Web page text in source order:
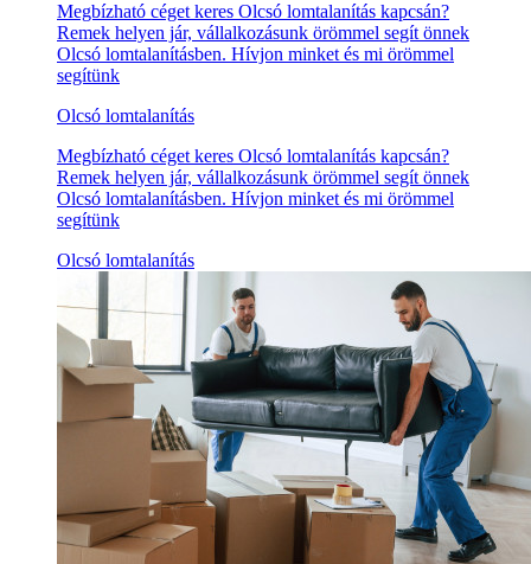
Megbízható céget keres Olcsó lomtalanítás kapcsán?
Remek helyen jár, vállalkozásunk örömmel segít önnek
Olcsó lomtalanításben. Hívjon minket és mi örömmel
segítünk
Olcsó lomtalanítás
Megbízható céget keres Olcsó lomtalanítás kapcsán?
Remek helyen jár, vállalkozásunk örömmel segít önnek
Olcsó lomtalanításben. Hívjon minket és mi örömmel
segítünk
Olcsó lomtalanítás